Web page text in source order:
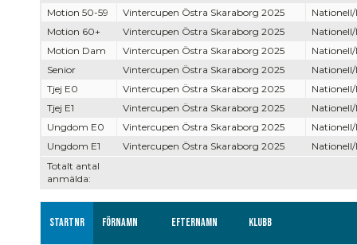
Totalt antal
anmälda:
Motion 50-59 Vintercupen Östra Skaraborg 2025
Motion 60+
Vintercupen Östra Skaraborg 2025
Motion Dam
Vintercupen Östra Skaraborg 2025
Senior
Vintercupen Östra Skaraborg 2025
Tjej E0
Vintercupen Östra Skaraborg 2025
Tjej E1
Vintercupen Östra Skaraborg 2025
Ungdom E0
Vintercupen Östra Skaraborg 2025
Ungdom E1
Vintercupen Östra Skaraborg 2025
Startnr Förnamn Efternamn Klubb